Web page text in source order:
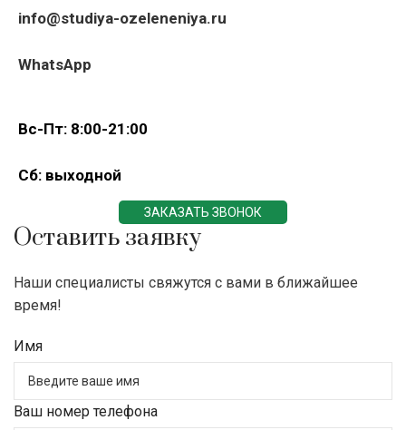
info@studiya-ozeleneniya.ru
WhatsApp
Вс-Пт: 8:00-21:00
Сб: выходной
ЗАКАЗАТЬ ЗВОНОК
Оставить заявку
Наши специалисты свяжутся с вами в ближайшее
время!
Имя
Ваш номер телефона